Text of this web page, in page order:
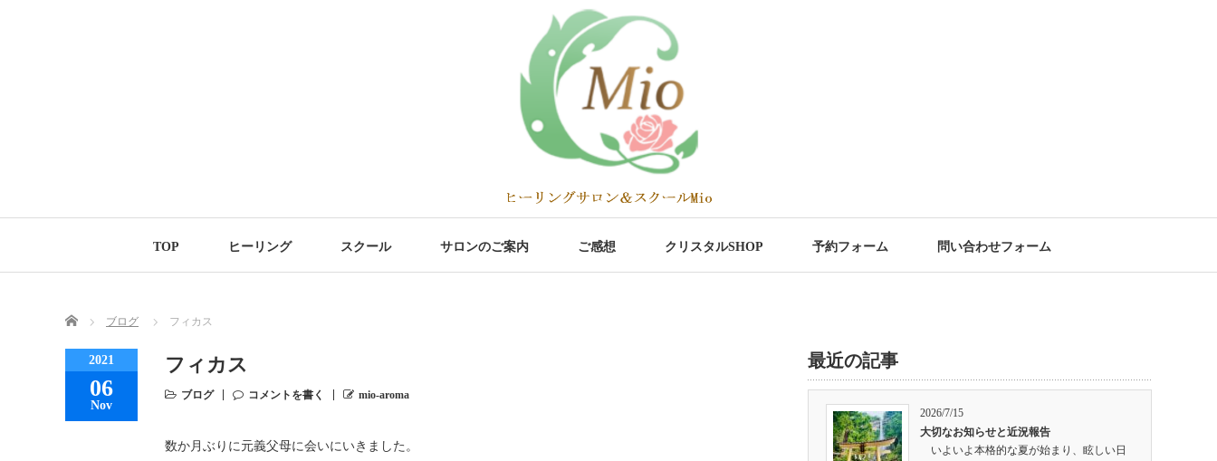
TOP ヒーリング スクール サロンのご案内 ご感想 クリスタルSHOP 予約フォーム 問い合わせフォーム
Home ブログ フィカス
2021
06
Nov
フィカス
ブログ コメントを書く mio-aroma
数か月ぶりに元義父母に会いにいきました。
最近の記事
2026/7/15
大切なお知らせと近況報告
いよいよ本格的な夏が始まり、眩しい日